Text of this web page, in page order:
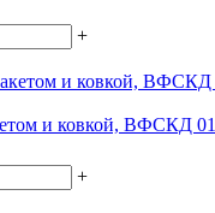
+
и ковкой, ВФСКД
+